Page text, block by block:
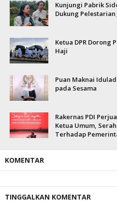
Kunjungi Pabrik
Dukung
Ketua DPR Dorong
Haji
Puan Maknai
pada Sesama
Rakernas PDI
Ketua Umum,
Terhadap
KOMENTAR
TINGGALKAN KOMENTAR